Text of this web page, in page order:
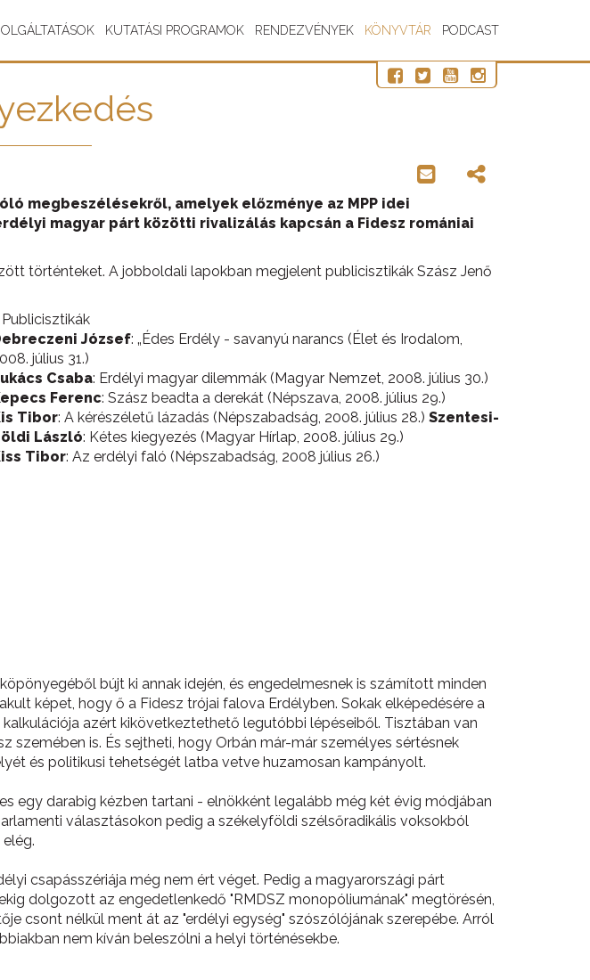
KUTATÁSI PROGRAMOK RENDEZVÉNYEK KÖNYVTÁR PODCAST
megbeszélésekről, amelyek előzménye az MPP idei
magyar párt közötti rivalizálás kapcsán a Fidesz romániai
történteket. A jobboldali lapokban megjelent publicisztikák Szász Jenő
Publicisztikák
József: „Édes Erdély - savanyú narancs (Élet és Irodalom,
július 31.)
Csaba: Erdélyi magyar dilemmák (Magyar Nemzet, 2008. július 30.)
Ferenc: Szász beadta a derekát (Népszava, 2008. július 29.)
Tibor: A kérészéletű lázadás (Népszabadság, 2008. július 28.) Szentesi-
László: Kétes kiegyezés (Magyar Hírlap, 2008. július 29.)
Tibor: Az erdélyi faló (Népszabadság, 2008 július 26.)
bújt ki annak idején, és engedelmesnek is számított minden
képet, hogy ő a Fidesz trójai falova Erdélyben. Sokak elképedésére a
azért kikövetkeztethető legutóbbi lépéseiből. Tisztában van
is. És sejtheti, hogy Orbán már-már személyes sértésnek
és politikusi tehetségét latba vetve huzamosan kampányolt.
egy darabig kézben tartani - elnökként legalább még két évig módjában
választásokon pedig a székelyföldi szélsőradikális voksokból
csapásszériája még nem ért véget. Pedig a magyarországi párt
dolgozott az engedetlenkedő "RMDSZ monopóliumának" megtörésén,
csont nélkül ment át az "erdélyi egység" szószólójának szerepébe. Arról
nem kíván beleszólni a helyi történésekbe.